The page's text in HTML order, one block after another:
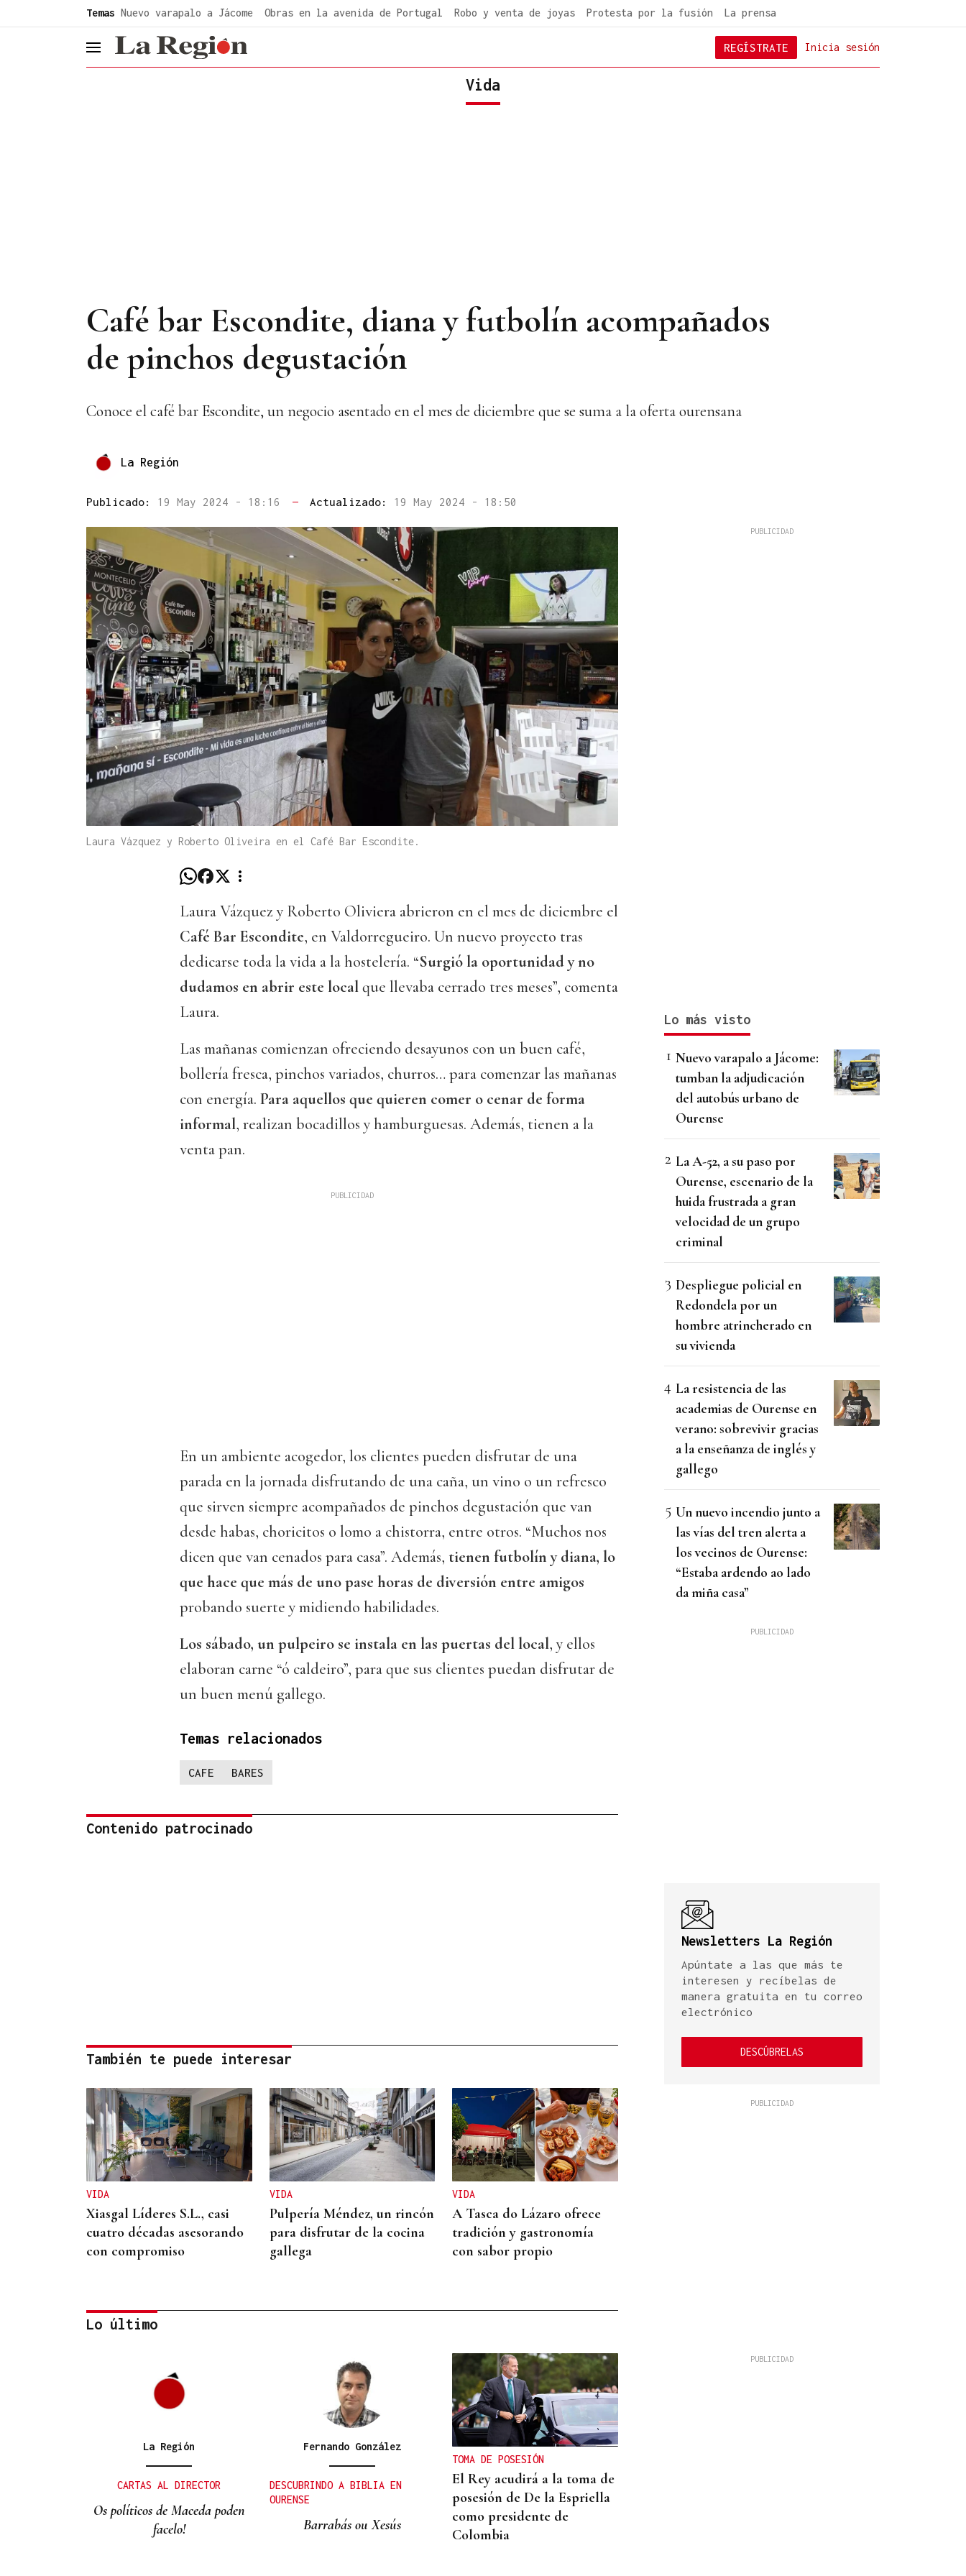
Temas Nuevo varapalo a Jácome Obras en la avenida de Portugal Robo y venta de joyas Protesta por la fusión La prensa
header.menu.open Inicia sesión
REGÍSTRATE
Vida
Café bar Escondite, diana y futbolín acompañados
de pinchos degustación
Conoce el café bar Escondite, un negocio asentado en el mes de diciembre que se suma a la oferta ourensana
La Región
Publicado: 19 May 2024 - 18:16 — Actualizado: 19 May 2024 - 18:50
Laura Vázquez y Roberto Oliveira en el Café Bar Escondite.
Laura Vázquez y Roberto Oliviera abrieron en el mes de diciembre el
Café Bar Escondite, en Valdorregueiro. Un nuevo proyecto tras
dedicarse toda la vida a la hostelería. “Surgió la oportunidad y no
dudamos en abrir este localque llevaba cerrado tres meses”, comenta
Laura.
Las mañanas comienzan ofreciendo desayunos con un buen café,
bollería fresca, pinchos variados, churros… para comenzar las mañanas
con energía. Para aquellos que quieren comer o cenar de forma
informal, realizan bocadillos y hamburguesas. Además, tienen a la
venta pan.
En un ambiente acogedor, los clientes pueden disfrutar de una
parada en la jornada disfrutando de una caña, un vino o un refresco
que sirven siempre acompañados de pinchos degustación que van
desde habas, choricitos o lomo a chistorra, entre otros. “Muchos nos
dicen que van cenados para casa”. Además, tienen futbolín y diana, lo
que hace que más de uno pase horas de diversión entre amigos
probando suerte y midiendo habilidades.
Los sábado, un pulpeiro se instala en las puertas del local, y ellos
elaboran carne “ó caldeiro”, para que sus clientes puedan disfrutar de
un buen menú gallego.
Temas relacionados
CAFE BARES
Contenido patrocinado
También te puede interesar
VIDA
Xiasgal Líderes S.L., casi
cuatro décadas asesorando
con compromiso
VIDA
Pulpería Méndez, un rincón
para disfrutar de la cocina
gallega
VIDA
A Tasca do Lázaro ofrece
tradición y gastronomía
con sabor propio
José María Eguileta e a
Lo último
La Región
CARTAS AL DIRECTOR
Os políticos de Maceda poden
facelo!
Fernando González
DESCUBRINDO A BIBLIA EN
OURENSE
Barrabás ou Xesús
TOMA DE POSESIÓN
El Rey acudirá a la toma de
posesión de De la Espriella
como presidente de
Colombia
Lo más visto
Nuevo varapalo a Jácome:
tumban la adjudicación
del autobús urbano de
Ourense
La A-52, a su paso por
Ourense, escenario de la
huida frustrada a gran
velocidad de un grupo
criminal
Despliegue policial en
Redondela por un
hombre atrincherado en
su vivienda
La resistencia de las
academias de Ourense en
verano: sobrevivir gracias
a la enseñanza de inglés y
gallego
Un nuevo incendio junto a
las vías del tren alerta a
los vecinos de Ourense:
“Estaba ardendo ao lado
da miña casa”
Newsletters La Región
Apúntate a las que más te
interesen y recíbelas de
manera gratuita en tu correo
electrónico
DESCÚBRELAS